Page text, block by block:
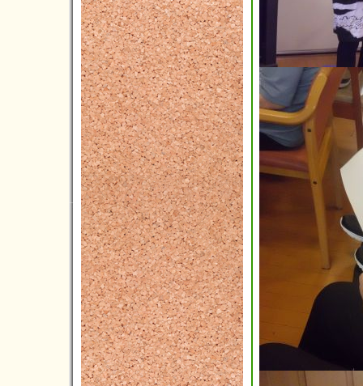
2020年03月(6)
2020年02月(4)
2020年01月(2)
2019年12月(3)
2019年11月(1)
2019年10月(7)
2019年09月(4)
2019年08月(3)
2019年07月(3)
2019年06月(10)
2019年05月(4)
2019年04月(2)
2019年03月(3)
2019年02月(0)